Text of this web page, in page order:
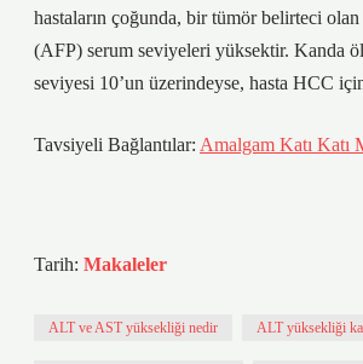
hastaların çoğunda, bir tümör belirteci
(AFP) serum seviyeleri yüksektir. Kanda
seviyesi 10’un üzerindeyse, hasta HCC
Tavsiyeli Bağlantılar: Amalgam Katı Katı
Tarih: Makaleler
ALT ve AST yüksekliği nedir ALT yüksekliği